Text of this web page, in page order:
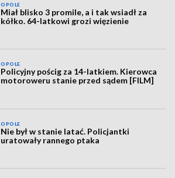
OPOLE
Miał blisko 3 promile, a i tak wsiadł za
kółko. 64-latkowi grozi więzienie
OPOLE
Policyjny pościg za 14-latkiem. Kierowca
motoroweru stanie przed sądem [FILM]
OPOLE
Nie był w stanie latać. Policjantki
uratowały rannego ptaka